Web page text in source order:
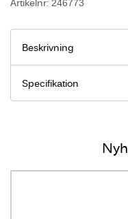
Artikelnr: 246773
Beskrivning
Specifikation